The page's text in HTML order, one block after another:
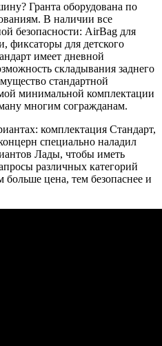
Гранта оборудована по
В наличии все
безопасности: AirBag для
фиксаторы для детского
имеет дневной
складывания заднего
стандартной
минимальной комплектации
многим согражданам.
комплектация Стандарт,
специально наладил
Лады, чтобы иметь
различных категорий
цена, тем безопаснее и